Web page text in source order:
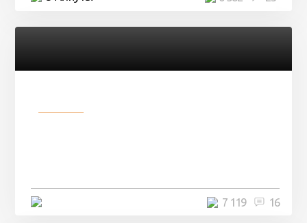
16
7 119